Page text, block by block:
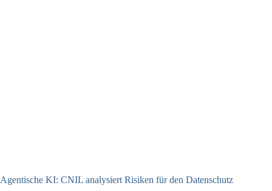
Agentische KI: CNIL analysiert Risiken für den Datenschutz